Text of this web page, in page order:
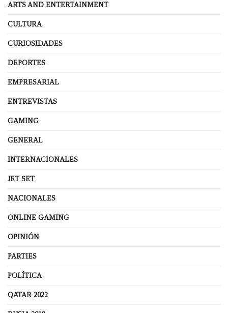
ARTS AND ENTERTAINMENT
CULTURA
CURIOSIDADES
DEPORTES
EMPRESARIAL
ENTREVISTAS
GAMING
GENERAL
INTERNACIONALES
JET SET
NACIONALES
ONLINE GAMING
OPINIÓN
PARTIES
POLÍTICA
QATAR 2022